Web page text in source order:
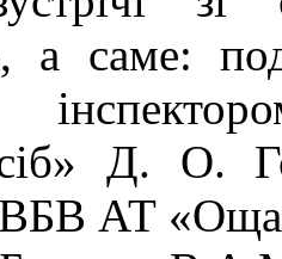
а саме:
Д. О.
АТ